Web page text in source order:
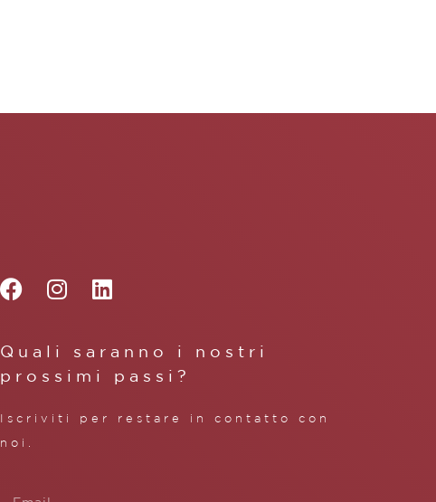
Quali saranno i nostri
prossimi passi?
Iscriviti per restare in contatto con
noi.